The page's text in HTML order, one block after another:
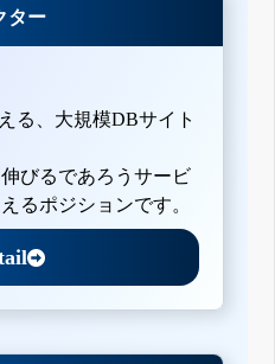
ター
る、大規模DBサイト
びるであろうサービ
るポジションです。